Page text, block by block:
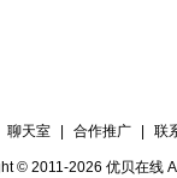
聊天室 合作推广 联
© 2011-2026 优贝在线